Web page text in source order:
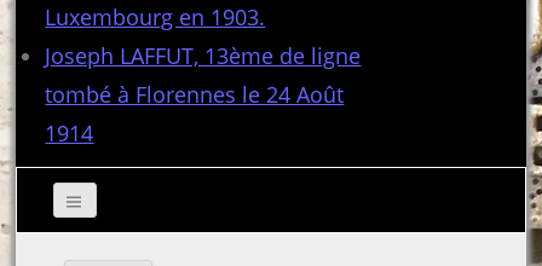
Luxembourg en 1903.
Joseph LAFFUT, 13ème de ligne
tombé à Florennes le 24 Août
1914